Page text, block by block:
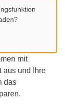
oder
sich
Sie zu
mit
aus und Ihre
das